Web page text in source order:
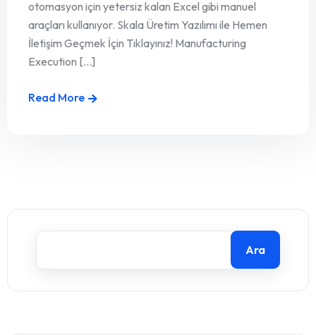
otomasyon için yetersiz kalan Excel gibi manuel
araçları kullanıyor. Skala Üretim Yazılımı ile Hemen
İletişim Geçmek İçin Tıklayınız! Manufacturing
Execution [...]
Read More
Ara